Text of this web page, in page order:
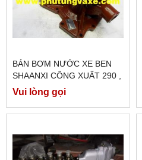
BÁN BƠM NƯỚC XE BEN
SHAANXI CÔNG XUẤT 290 ,
XE TRỘN BÊ TÔNG FAW J6
MODEL CA5250
Vui lòng gọi